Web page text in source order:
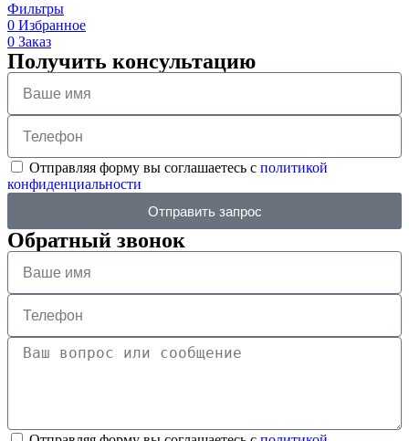
Фильтры
0 Избранное
0 Заказ
Получить консультацию
Отправляя форму вы соглашаетесь с политикой
конфиденциальности
Отправить запрос
Обратный звонок